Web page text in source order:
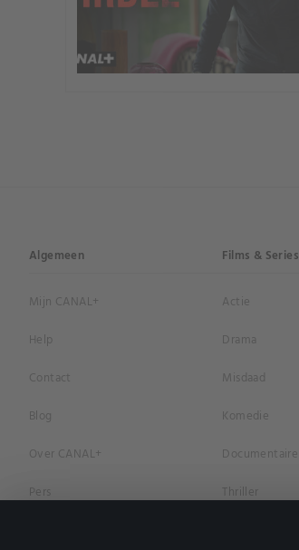
Algemeen
Mijn CANAL+
Help
Contact
Blog
Over CANAL+
Pers
Films & Series
Actie
Drama
Misdaad
Komedie
Documentaire
Thriller